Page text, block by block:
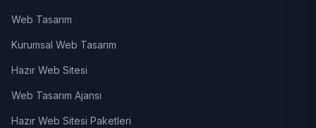
Web Tasarım
Kurumsal Web Tasarım
Hazır Web Sitesi
Web Tasarım Ajansı
Hazır Web Sitesi Paketleri